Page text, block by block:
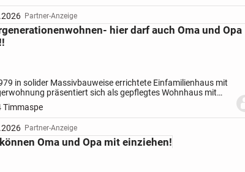
noch zwei Garagen.
Blumen und Sträuchern angelegt. Der Nutzgarten
gestaltet werden.
Partner-Anzeige
hier darf auch Oma und Opa
in solider Massivbauweise errichtete Einfamilienhaus mit
präsentiert sich als gepflegtes Wohnhaus mit
Erd- und Dachgeschoss.
Timmaspe
Partner-Anzeige
Oma und Opa mit einziehen!